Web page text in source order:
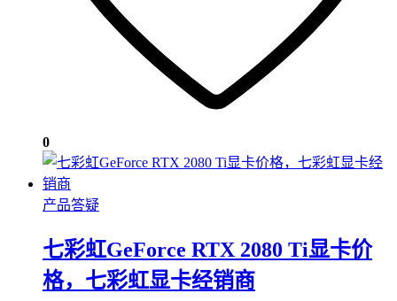
0
产品答疑
七彩虹GeForce RTX 2080 Ti显卡价
格，七彩虹显卡经销商